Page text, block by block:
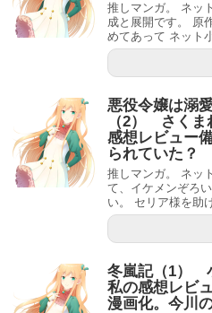
推しマンガ。 ネッ
成と展開です。 原
めてあって ネット
悪役令嬢は溺
（2） さく
感想レビュー
られていた？
推しマンガ。 ネッ
て、イケメンぞろ
い。 セリア様を助
冬嵐記（1）
私の感想レビ
漫画化。今川